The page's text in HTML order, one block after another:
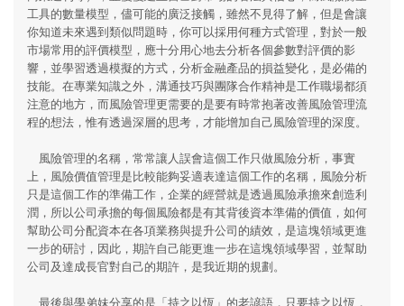
工具的數量模型，儘可能的廣泛接觸，雖然不見得了解，但是會讓
你知道未來遇到類似問題時，你可以採用何種方式管理，對於一般
市場常用的評價模型，應十分用心地去分析各個參數對評價的影
響，並學習透過模擬的方式，分析金融產品的損益變化，是必備的
技能。在專業知識之外，溝通技巧與團隊合作精神是工作職場都須
注意的地方，而風險管理更需要的是要有時常抱著改善風險管理流
程的想法，惟有透過深層的思考，才能增加自己風險管理的深度。
風險管理的名稱，常常讓人誤會這個工作只做風險分析，事實
上，風險價值管理是比較能夠妥適表達這個工作的名稱，風險分析
只是這個工作的準備工作，企業的經營就是透過風險承擔來創造利
潤，所以公司承擔的每個風險都是有其背後資本準備的價值，如何
幫助公司分配資本在各項業務與提升公司的績效，是這塊領域更進
一步的研討，因此，期許自己能更進一步在這塊領域學習，並幫助
公司及達成長官對自己的期許，是我近期的規劃。
最後與學弟妹分享的是「持之以恆」的老諺語，只要持之以恆，